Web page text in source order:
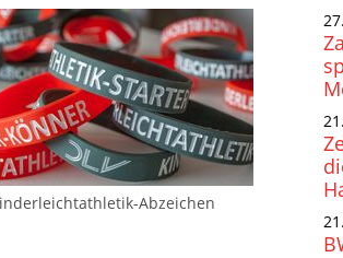
Abzeichen